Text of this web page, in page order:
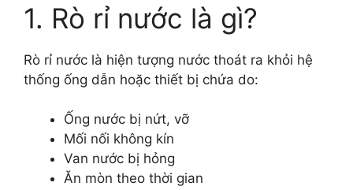
1. Rò rỉ nước là gì?
Rò rỉ nước là hiện tượng nước thoát ra khỏi hệ
thống ống dẫn hoặc thiết bị chứa do:
Ống nước bị nứt, vỡ
Mối nối không kín
Van nước bị hỏng
Ăn mòn theo thời gian